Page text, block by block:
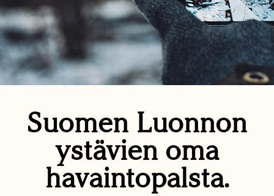
Suomen Luonnon
ystävien oma
havaintopalsta.